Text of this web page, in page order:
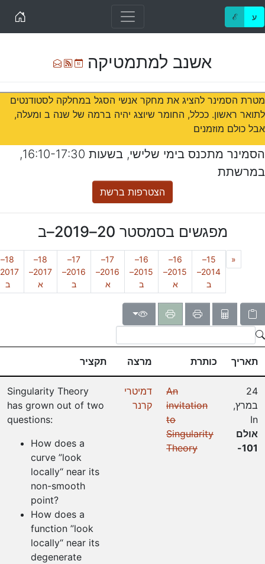
Home ℰ ע
אשנב למתמטיקה Ical
מטרת הסמינר להציג את מחקר אנשי הסגל במחלקה לסטודנטים
לתואר ראשון. ככלל, החומר שיוצג יהיה ברמה של שנה ב ומעלה,
אבל כולם מוזמנים
הסמינר מתכנס בימי שלישי, בשעות 16:10-17:30
,
במרשתת
הצטרפות ברשת
מפגשים בסמסטר 20–2019–ב
«
Previous
15–
2014–
ב
16–
2015–
א
16–
2015–
ב
17–
2016–
א
17–
2016–
ב
18–
2017–
א
18–
ב
תאריך כותרת מרצה תקציר
24
במרץ,
In
אולם
101-
An
invitation
to
Singularity
Theory
דמיטרי
קרנר
Singularity Theory
has grown out of two
questions:
How does a
curve ”look
locally“ near its
non-smooth
point?
How does a
function ”look
locally“ near its
degenerate